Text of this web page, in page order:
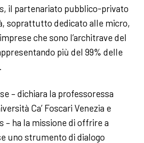
il partenariato pubblico-privato
soprattutto dedicato alle micro,
che sono l’architrave del
più del 99% delle
– dichiara la professoressa
Ca’ Foscari Venezia e
– ha la missione di offrire a
uno strumento di dialogo